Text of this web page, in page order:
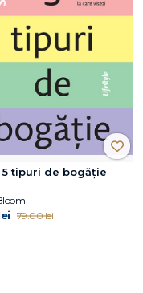
5 tipuri de bogăție
79.00 lei